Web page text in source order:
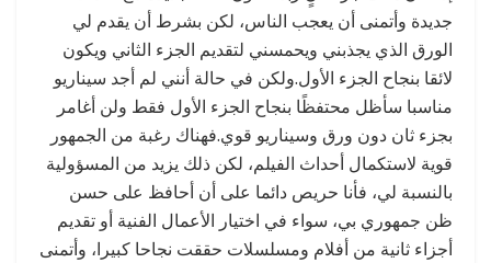
جديدة وأتمنى أن يعجب الناس، لكن بشرط أن يقدم لي
الورق الذي يجذبني ويحمسني لتقديم الجزء الثاني ويكون
لائقا بنجاح الجزء الأول.ولكن في حالة أنني لم أجد سيناريو
مناسبا سأظل محتفظًا بنجاح الجزء الأول فقط ولن أغامر
بجزء ثان دون ورق وسيناريو قوي.فهناك رغبة من الجمهور
قوية لاستكمال أحداث الفيلم، لكن ذلك يزيد من المسؤولية
بالنسبة لي، فأنا حريص دائما على أن أحافظ على حسن
ظن جمهوري بي، سواء في اختيار الأعمال الفنية أو تقديم
أجزاء ثانية من أفلام ومسلسلات حققت نجاحا كبيرا، وأتمنى